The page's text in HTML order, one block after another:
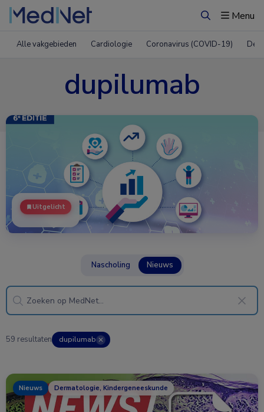
ZoekenMenu
Alle vakgebieden Cardiologie Coronavirus (COVID-19)
dupilumab
Uitgelicht
Nascholing Nieuws
59 resultaten dupilumab ✕
Nieuws Dermatologie, Kindergeneeskunde